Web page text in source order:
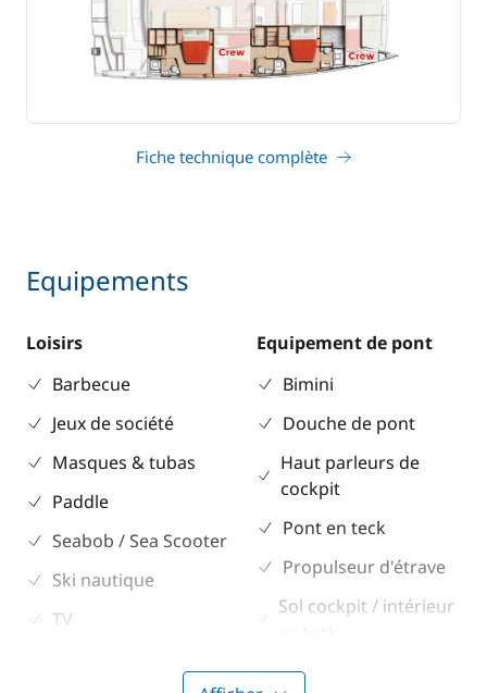
Fiche technique complète
Equipements
Loisirs
Barbecue
Jeux de société
Masques & tubas
Paddle
Seabob / Sea Scooter
Ski nautique
TV
Equipement de pont
Bimini
Douche de pont
Haut parleurs de
cockpit
Pont en teck
Propulseur d'étrave
Sol cockpit / intérieur
Taud de soleil